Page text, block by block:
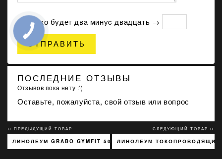
Сколько будет двa минуc двадцать →
ОТПРАВИТЬ
ПОСЛЕДНИЕ ОТЗЫВЫ
Отзывов пока нету :'(
Оставьте, пожалуйста, свой отзыв или вопрос
↢ ПРЕДЫДУЩИЙ ТОВАР
ЛИНОЛЕУМ GRABO GYMFIT 50 4000-616-3 СЕРЫЙ
СЛЕДУЮЩИЙ ТОВАР ↣
ЛИНОЛЕУМ ТОКОПРОВОДЯЩИЙ